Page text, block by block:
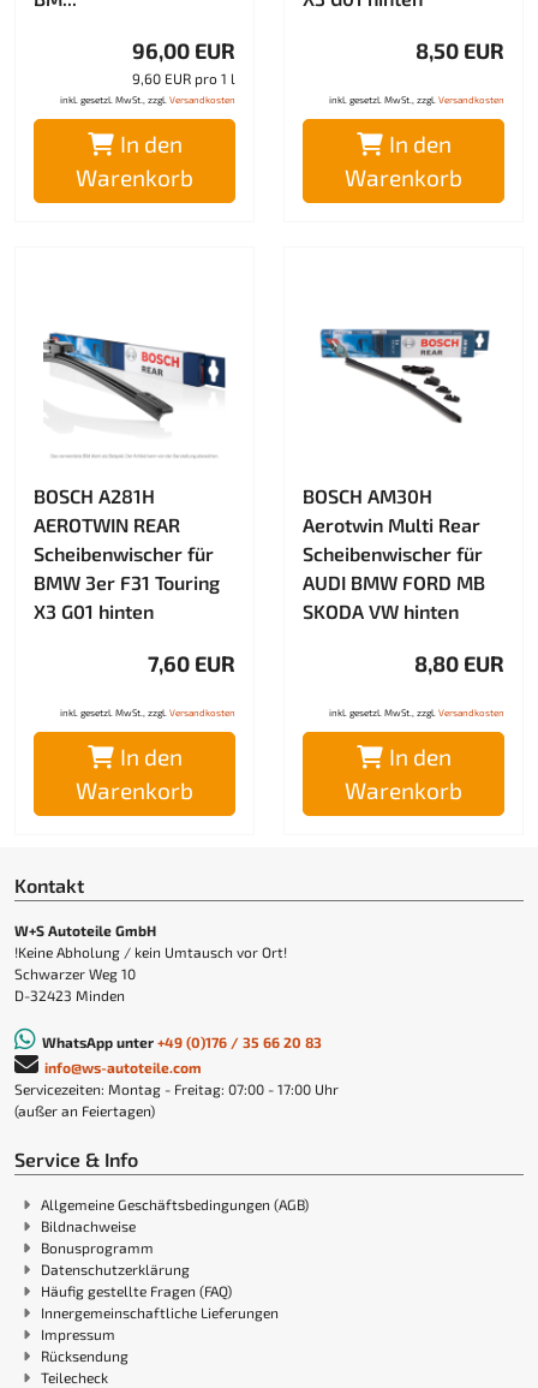
96,00 EUR
9,60 EUR pro 1 l
inkl. gesetzl. MwSt., zzgl. Versandkosten
In den
Warenkorb
8,50 EUR
inkl. gesetzl. MwSt., zzgl. Versandkosten
In den
Warenkorb
BOSCH A281H
AEROTWIN REAR
Scheibenwischer für
BMW 3er F31 Touring
X3 G01 hinten
7,60 EUR
inkl. gesetzl. MwSt., zzgl. Versandkosten
In den
Warenkorb
BOSCH AM30H
Aerotwin Multi Rear
Scheibenwischer für
AUDI BMW FORD MB
SKODA VW hinten
8,80 EUR
inkl. gesetzl. MwSt., zzgl. Versandkosten
In den
Warenkorb
Kontakt
W+S Autoteile GmbH
!Keine Abholung / kein Umtausch vor Ort!
Schwarzer Weg 10
D-32423 Minden
WhatsApp unter +49 (0)176 / 35 66 20 83
info@ws-autoteile.com
Servicezeiten: Montag - Freitag: 07:00 - 17:00 Uhr
(außer an Feiertagen)
Service & Info
Allgemeine Geschäftsbedingungen (AGB)
Bildnachweise
Bonusprogramm
Datenschutzerklärung
Häufig gestellte Fragen (FAQ)
Innergemeinschaftliche Lieferungen
Impressum
Rücksendung
Teilecheck